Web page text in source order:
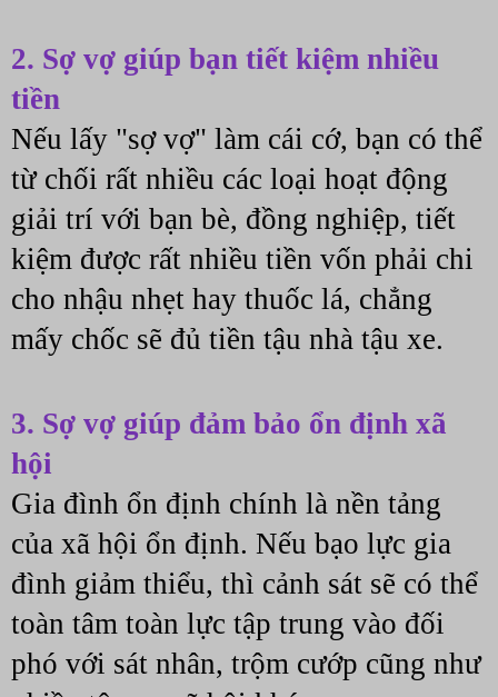
2. Sợ vợ giúp bạn tiết kiệm nhiều
tiền
Nếu lấy "sợ vợ" làm cái cớ, bạn có thể
từ chối rất nhiều các loại hoạt động
giải trí với bạn bè, đồng nghiệp, tiết
kiệm được rất nhiều tiền vốn phải chi
cho nhậu nhẹt hay thuốc lá, chẳng
mấy chốc sẽ đủ tiền tậu nhà tậu xe.
3. Sợ vợ giúp đảm bảo ổn định xã
hội
Gia đình ổn định chính là nền tảng
của xã hội ổn định. Nếu bạo lực gia
đình giảm thiểu, thì cảnh sát sẽ có thể
toàn tâm toàn lực tập trung vào đối
phó với sát nhân, trộm cướp cũng như